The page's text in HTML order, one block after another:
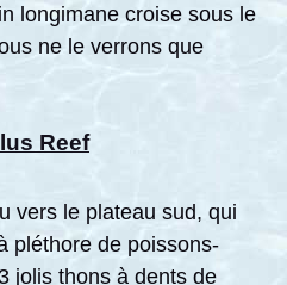
longimane croise sous le
ne le verrons que
Reef
vers le plateau sud, qui
pléthore de poissons-
jolis thons à dents de